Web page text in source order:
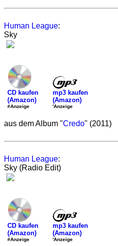
Human League:
Sky
CD kaufen
(Amazon)
#Anzeige
mp3 kaufen
(Amazon)
'Anzeige
aus dem Album "Credo" (2011)
Human League:
Sky (Radio Edit)
CD kaufen
(Amazon)
#Anzeige
mp3 kaufen
(Amazon)
'Anzeige